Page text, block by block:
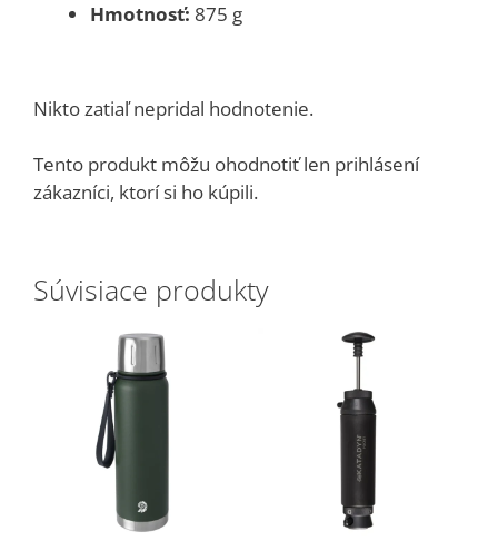
Hmotnosť: 875 g
Nikto zatiaľ nepridal hodnotenie.
Tento produkt môžu ohodnotiť len prihlásení
zákazníci, ktorí si ho kúpili.
Súvisiace produkty